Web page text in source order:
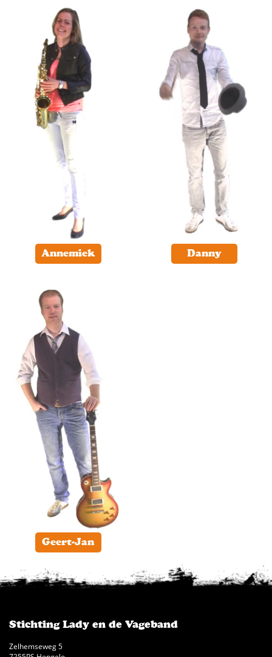
Annemiek Danny
Geert-Jan
Stichting Lady en de Vageband
Zelhemseweg 5